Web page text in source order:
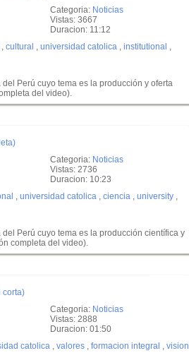
Categoria: Noticias
Vistas: 3667
Duracion: 11:12
, cultural , universidad catolica , institutional ,
Perú cuyo tema es la producción y oferta
del video).
Categoria: Noticias
Vistas: 2736
Duracion: 10:23
, universidad catolica , ciencia , university ,
Perú cuyo tema es la producción científica y
completa del video).
corta)
Categoria: Noticias
Vistas: 2888
Duracion: 01:50
catolica , valores , formacion integral , vision